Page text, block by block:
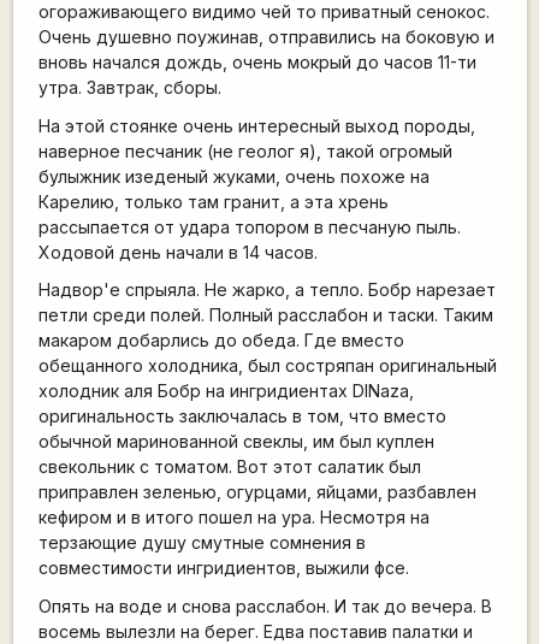
огораживающего видимо чей то приватный сенокос.
Очень душевно поужинав, отправились на боковую и
вновь начался дождь, очень мокрый до часов 11-ти
утра. Завтрак, сборы.
На этой стоянке очень интересный выход породы,
наверное песчаник (не геолог я), такой огромый
булыжник изеденый жуками, очень похоже на
Карелию, только там гранит, а эта хрень
рассыпается от удара топором в песчаную пыль.
Ходовой день начали в 14 часов.
Надвор'е спрыяла. Не жарко, а тепло. Бобр нарезает
петли среди полей. Полный расслабон и таски. Таким
макаром добарлись до обеда. Где вместо
обещанного холодника, был состряпан оригинальный
холодник аля Бобр на ингридиентах DINazа,
оригинальность заключалась в том, что вместо
обычной маринованной свеклы, им был куплен
свекольник с томатом. Вот этот салатик был
приправлен зеленью, огурцами, яйцами, разбавлен
кефиром и в итого пошел на ура. Несмотря на
терзающие душу смутные сомнения в
совместимости ингридиентов, выжили фсе.
Опять на воде и снова расслабон. И так до вечера. В
восемь вылезли на берег. Едва поставив палатки и